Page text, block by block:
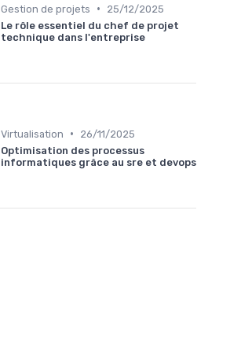
Gestion de projets •
25/12/2025
Le rôle essentiel du chef de projet
technique dans l'entreprise
Virtualisation •
26/11/2025
Optimisation des processus
informatiques grâce au sre et devops